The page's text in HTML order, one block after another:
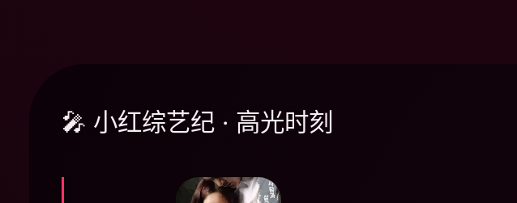
🎤 小红综艺纪 · 高光时刻